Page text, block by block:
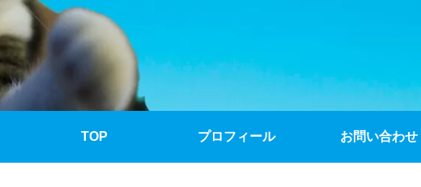
TOP プロフィール お問い合わせ